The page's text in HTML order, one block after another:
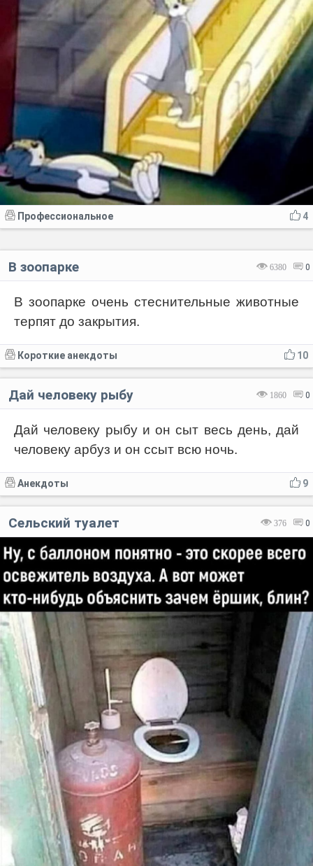
4
Профессиональное
6380 0
В зоопарке
В зоопарке очень стеснительные животные
терпят до закрытия.
10
Короткие анекдоты
1860 0
Дай человеку рыбу
Дай человеку рыбу и он сыт весь день, дай
человеку арбуз и он ссыт всю ночь.
9
Анекдоты
376 0
Сельский туалет